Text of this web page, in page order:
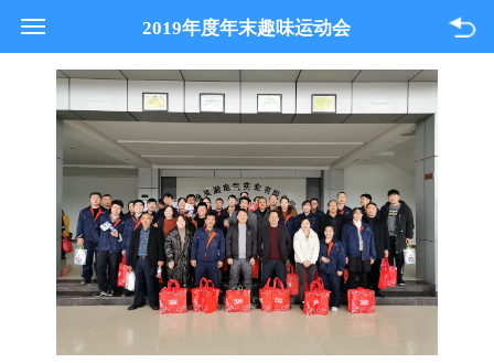
021-33618089
关于我们
产品与服务
项目案例
联系我们
2019年度年末趣味运动会